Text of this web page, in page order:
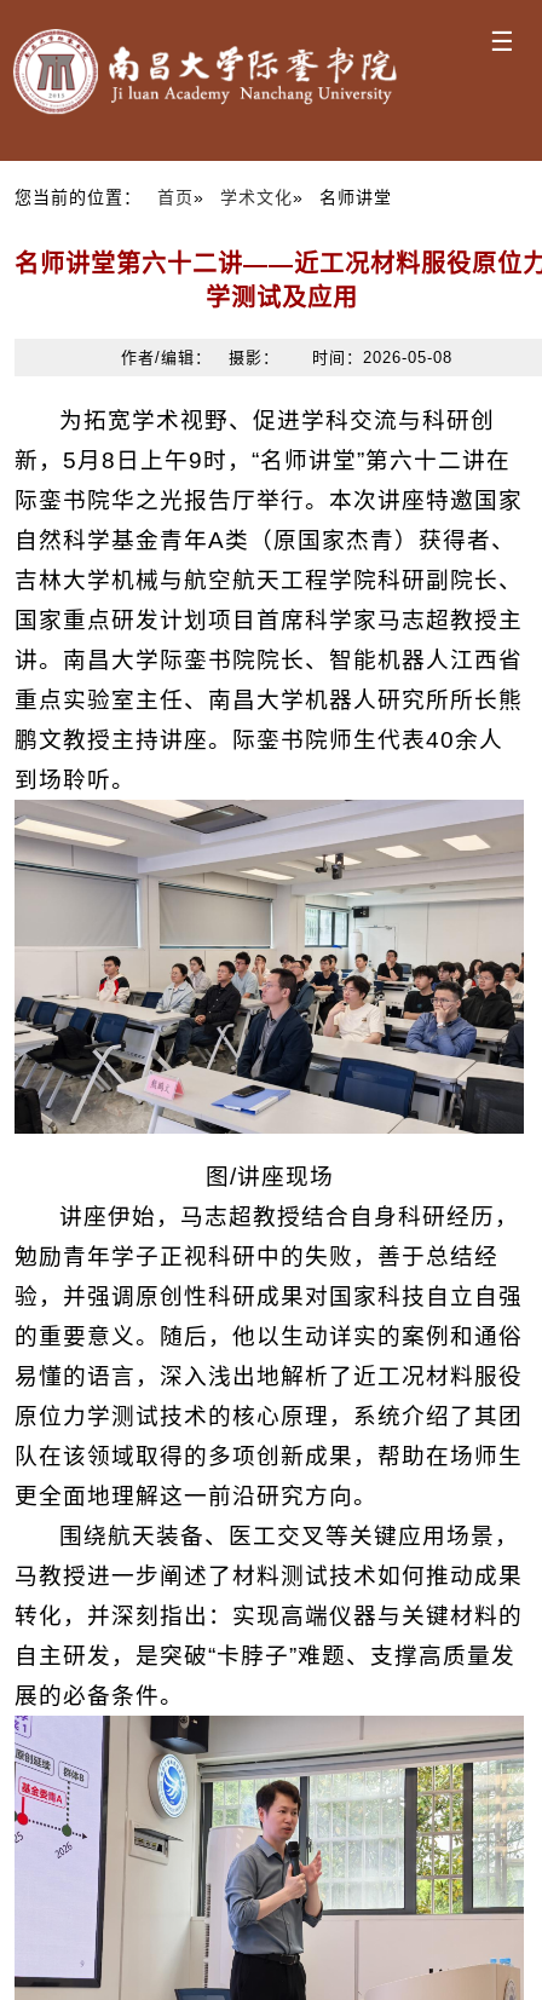
☰
您当前的位置： 首页» 学术文化» 名师讲堂
名师讲堂第六十二讲——近工况材料服役原位
学测试及应用
作者/编辑： 摄影： 时间：2026-05-08
为拓宽学术视野、促进学科交流与科研创
新，5月8日上午9时，“名师讲堂”第六十二讲在
际銮书院华之光报告厅举行。本次讲座特邀 国家
自然科学基金青年A类（原国家杰青） 获得者、
吉林大学机械与航空航天工程学院科研副院长、
国家重点研发计划项目首席科学家马志超教授主
讲。南昌大学际銮书院院长、智能机器人江西省
重点实验室主任、南昌大学机器人研究所所长熊
鹏文教授主持讲座。际銮书院师生代表40余人
到场聆听。
图/讲座现场
讲座伊始，马志超教授结合自身科研经历，
勉励青年学子正视科研中的失败，善于总结经
验，并强调原创性科研成果对国家科技自立自强
的重要意义。随后，他以生动详实的案例和通俗
易懂的语言，深入浅出地解析了近工况材料服役
原位力学测试技术的核心原理，系统介绍了其团
队在该领域取得的多项创新成果，帮助在场师生
更全面地理解这一前沿研究方向。
围绕航天装备、医工交叉等关键应用场景，
马教授进一步阐述了材料测试技术如何推动成果
转化，并深刻指出：实现高端仪器与关键材料的
自主研发，是突破“卡脖子”难题、支撑高质量发
展的必备条件。